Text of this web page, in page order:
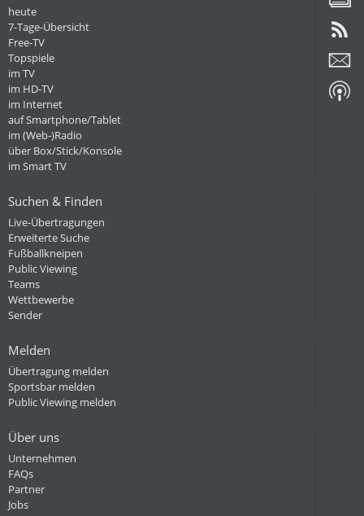
heute
7-Tage-Übersicht
Free-TV
Topspiele
im TV
im HD-TV
im Internet
auf Smartphone/Tablet
im (Web-)Radio
über Box/Stick/Konsole
im Smart TV
Suchen & Finden
Live-Übertragungen
Erweiterte Suche
Fußballkneipen
Public Viewing
Teams
Wettbewerbe
Sender
Melden
Übertragung melden
Sportsbar melden
Public Viewing melden
Über uns
Unternehmen
FAQs
Partner
Jobs